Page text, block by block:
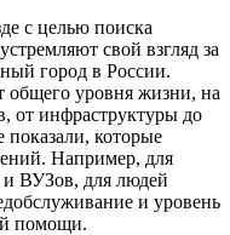
с целью поиска
свой взгляд за
город в России.
общего уровня жизни, на
от инфраструктуры до
которые
Например, для
ВУЗов, для людей
и уровень
помощи.